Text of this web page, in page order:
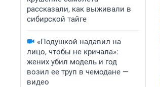
рассказали, как выживали в
сибирской тайге
«Подушкой надавил на
лицо, чтобы не кричала»:
жених убил модель и год
возил ее труп в чемодане —
видео